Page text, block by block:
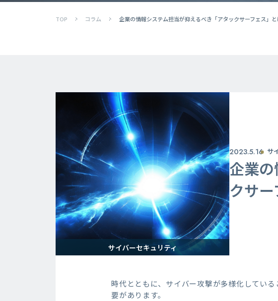
TOP コラム 企業の情報システム担当が抑えるべき「アタックサーフェス」と
サイバーセキュリティ
2023.5.16 サ
企業
クサ
時代とともに、サイバー攻撃が多様化してい
要があります。